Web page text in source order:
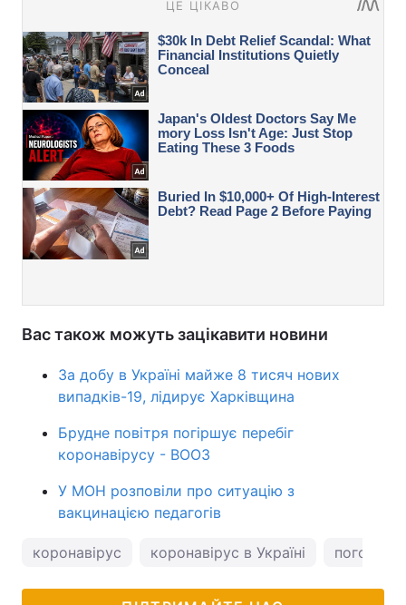
Вас також можуть зацікавити новини
За добу в Україні майже 8 тисяч нових
випадків-19, лідирує Харківщина
Брудне повітря погіршує перебіг
коронавірусу - ВООЗ
У МОН розповіли про ситуацію з
вакцинацією педагогів
коронавірус коронавірус в Україні погода в